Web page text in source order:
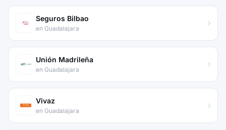
Seguros Bilbao
en Guadalajara
Unión Madrileña
en Guadalajara
Vivaz
en Guadalajara